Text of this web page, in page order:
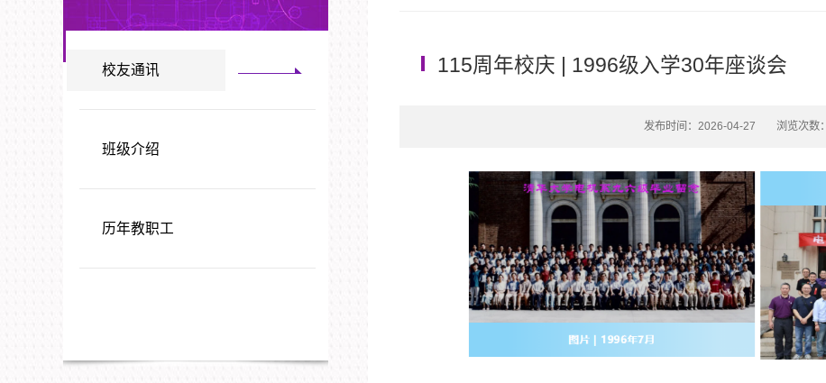
校友通讯
班级介绍
历年教职工
115周年校庆 | 1996级入学30年座谈会
发布时间：2026-04-27 浏览次数：